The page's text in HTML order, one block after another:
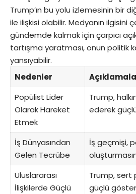
Trump’ın bu yolu izlemesinin bir
ile ilişkisi olabilir. Medyanın ilgisini
gündemde kalmak için çarpıcı
tartışma yaratması, onun politik
yansıyabilir.
Nedenler
Popülist Lider
Olarak Hareket
Etmek
Trump,
ederek
İş Dünyasından
Gelen Tecrübe
İş geçmişi,
Uluslararası
İlişkilerde Güçlü
Trump, sert
güçlü